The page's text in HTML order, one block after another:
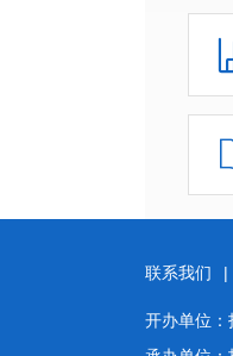
联系我们 |
开办单位